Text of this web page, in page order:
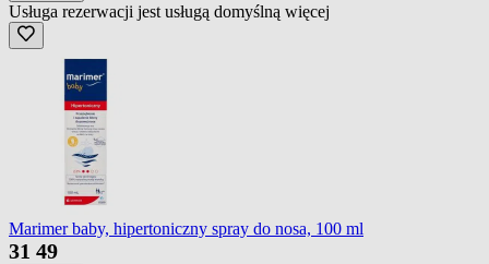
Usługa rezerwacji jest usługą domyślną więcej
Marimer baby, hipertoniczny spray do nosa, 100 ml
31 49